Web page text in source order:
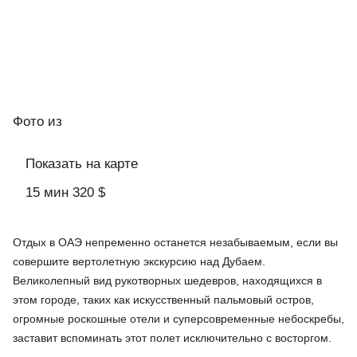
Фото из
Показать на карте
15 мин 320 $
Отдых в ОАЭ непременно останется незабываемым, если вы
совершите вертолетную экскурсию над Дубаем.
Великолепный вид рукотворных шедевров, находящихся в
этом городе, таких как искусственный пальмовый остров,
огромные роскошные отели и суперсовременные небоскребы,
заставит вспоминать этот полет исключительно с восторгом.